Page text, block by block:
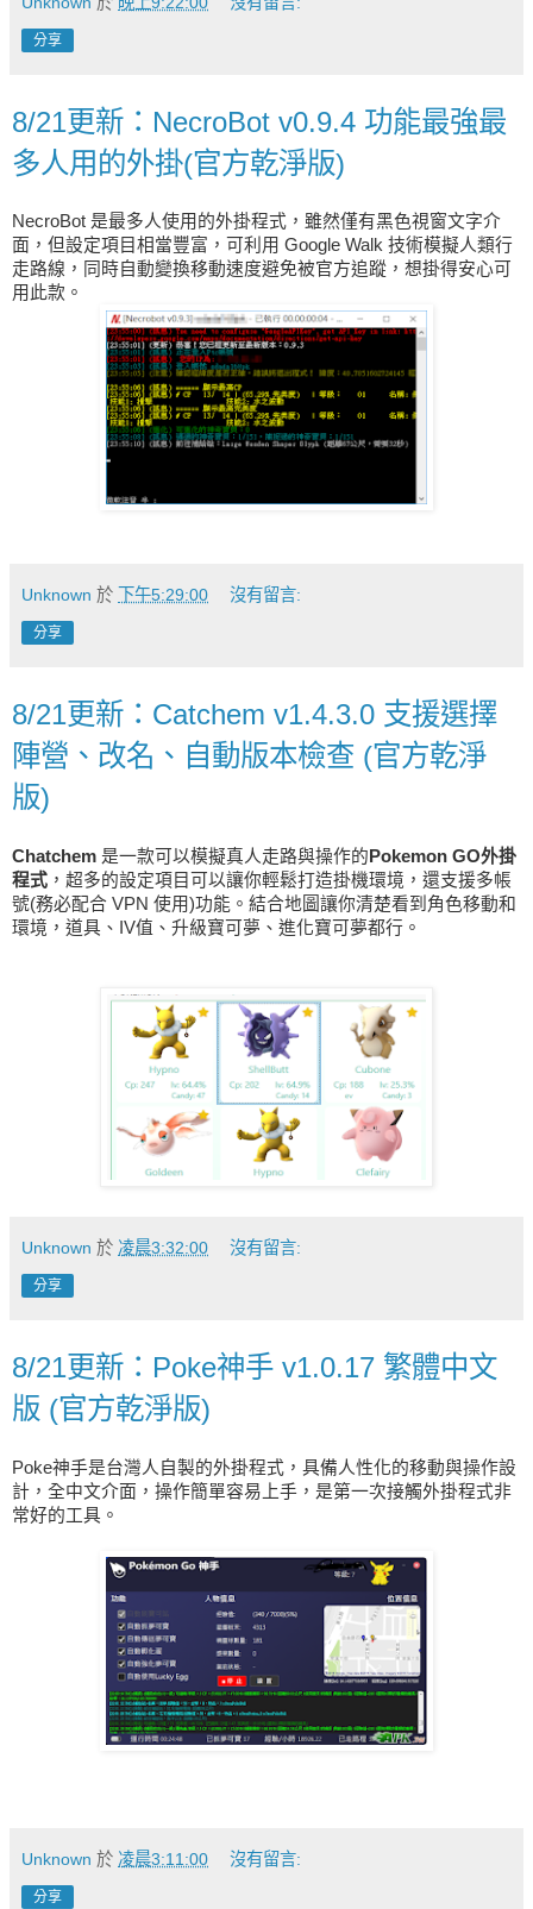
分享
8/21更新：NecroBot v0.9.4 功能最強最
多人用的外掛(官方乾淨版)
NecroBot 是最多人使用的外掛程式，雖然僅有黑色視窗文字介
面，但設定項目相當豐富，可利用 Google Walk 技術模擬人類行
走路線，同時自動變換移動速度避免被官方追蹤，想掛得安心可
用此款。
Unknown 於 下午5:29:00 沒有留言:
分享
8/21更新：Catchem v1.4.3.0 支援選擇
陣營、改名、自動版本檢查 (官方乾淨
版)
Chatchem 是一款可以模擬真人走路與操作的 Pokemon GO外掛
程式 ，超多的設定項目可以讓你輕鬆打造掛機環境，還支援多帳
號(務必配合 VPN 使用)功能。結合地圖讓你清楚看到角色移動和
環境，道具、IV值、升級寶可夢、進化寶可夢都行。
Unknown 於 凌晨3:32:00 沒有留言:
分享
8/21更新：Poke神手 v1.0.17 繁體中文
版 (官方乾淨版)
Poke神手是台灣人自製的外掛程式，具備人性化的移動與操作設
計，全中文介面，操作簡單容易上手，是第一次接觸外掛程式非
常好的工具。
Unknown 於 凌晨3:11:00 沒有留言:
分享